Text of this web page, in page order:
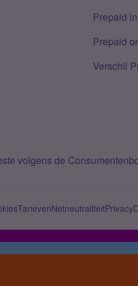
Prepaid
Prepaid
Verschil
volgens de
TarievenNetneutraliteitPrivacy